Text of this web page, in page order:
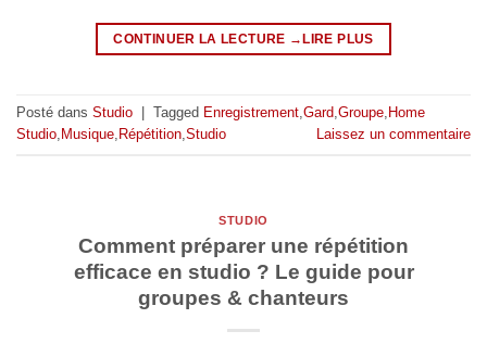
CONTINUER LA LECTURE →
Posté dans Studio Tagged Enregistrement,Gard,Groupe, Home
Studio, Musique, Répétition,Studio Laissez un commentaire
STUDIO
Comment préparer une répétition
efficace en studio ? Le guide pour
groupes & chanteurs